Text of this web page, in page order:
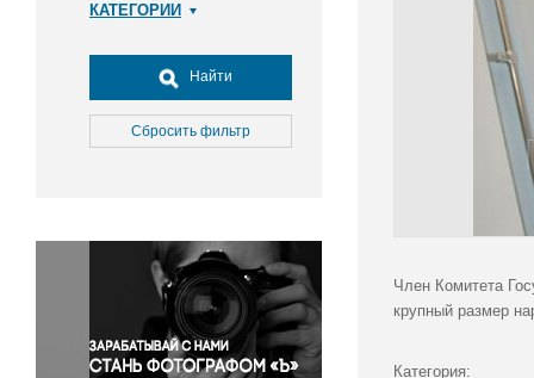
КАТЕГОРИИ
Досуг, туризм и отдых
Культура
Медицина
Окружающая среда
Политика
Правосудие
Происшествия и конфликты
Религия
Найти
Сбросить фильтр
Член Комитета
крупный размер
Категория: